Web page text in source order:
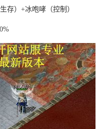
存）+冰咆哮（控制）